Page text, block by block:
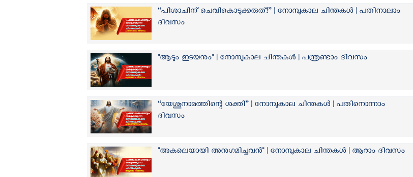
“പിശാചിന് ചെവികൊടുക്കരുത്!” | നോമ്പുകാല ചിന്തകൾ | പതിനാലാം
ദിവസം
"ആടും ഇടയനും" | നോമ്പുകാല ചിന്തകൾ | പന്ത്രണ്ടാം ദിവസം
“യേശുനാമത്തിന്റെ ശക്തി” | നോമ്പുകാല ചിന്തകൾ | പതിനൊന്നാം
ദിവസം
"അകലെയായി അനുഗമിച്ചവൻ" | നോമ്പുകാല ചിന്തകൾ | ആറാം ദിവസം